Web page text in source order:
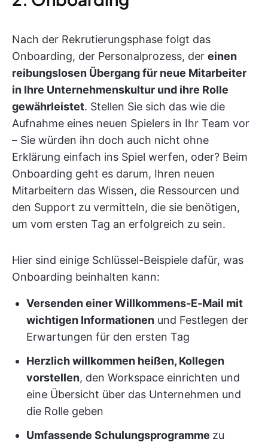
Nach der Rekrutierungsphase folgt das
Onboarding, der Personalprozess, der einen
reibungslosen Übergang für neue Mitarbeiter
in Ihre Unternehmenskultur und ihre Rolle
gewährleistet. Stellen Sie sich das wie die
Aufnahme eines neuen Spielers in Ihr Team vor
– Sie würden ihn doch auch nicht ohne
Erklärung einfach ins Spiel werfen, oder? Beim
Onboarding geht es darum, Ihren neuen
Mitarbeitern das Wissen, die Ressourcen und
den Support zu vermitteln, die sie benötigen,
um vom ersten Tag an erfolgreich zu sein.
Hier sind einige Schlüssel-Beispiele dafür, was
Onboarding beinhalten kann:
Versenden einer Willkommens-E-Mail mit
wichtigen Informationen und Festlegen der
Erwartungen für den ersten Tag
Herzlich willkommen heißen, Kollegen
vorstellen, den Workspace einrichten und
eine Übersicht über das Unternehmen und
die Rolle geben
Umfassende Schulungsprogramme zu